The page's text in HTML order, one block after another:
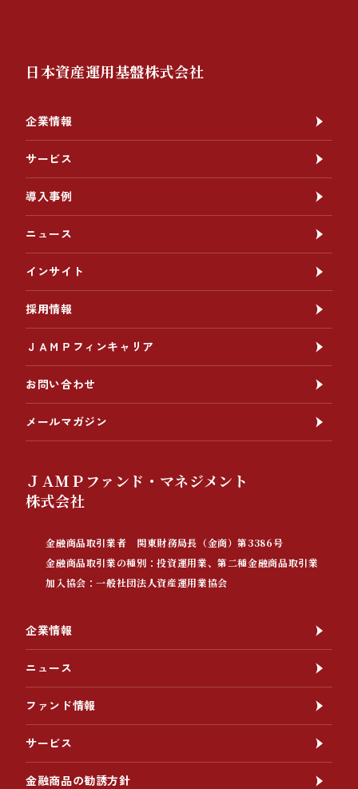
日本資産運用基盤株式会社
企業情報
サービス
導入事例
ニュース
インサイト
採用情報
ＪＡＭＰフィンキャリア
お問い合わせ
メールマガジン
ＪＡＭＰファンド・マネジメント
株式会社
金融商品取引業者 関東財務局長（金商）第3386号
金融商品取引業の種別：投資運用業、第二種金融商品取引業
加入協会：一般社団法人資産運用業協会
企業情報
ニュース
ファンド情報
サービス
金融商品の勧誘方針